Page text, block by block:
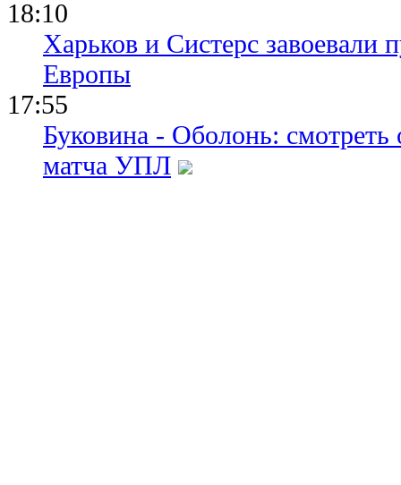
18:10
Харьков и Систерс завоевали
Европы
17:55
Буковина - Оболонь:
матча УПЛ